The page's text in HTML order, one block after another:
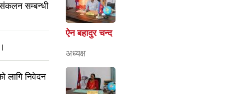
सम्बन्धी
लागि निवेदन
ऐन बहादुर चन्द
अध्यक्ष